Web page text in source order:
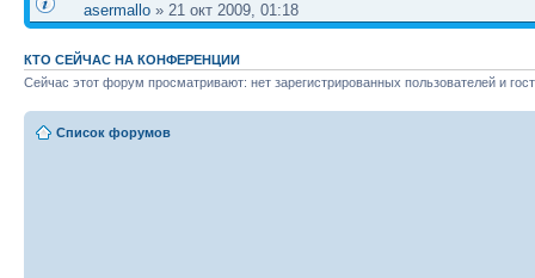
asermallo » 21 окт 2009, 01:18
КТО СЕЙЧАС НА КОНФЕРЕНЦИИ
Сейчас этот форум просматривают: нет зарегистрированных пользователей и
Список форумов